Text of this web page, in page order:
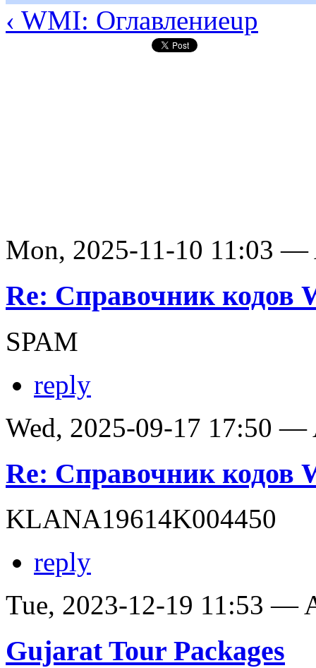
‹ WMI: Оглавлениеup
Mon, 2025-11-10 11:03 —
Re: Справочник кодов
SPAM
reply
Wed, 2025-09-17 17:50 —
Re: Справочник кодов
KLANA19614K004450
reply
Tue, 2023-12-19 11:53 —
Gujarat Tour Packages